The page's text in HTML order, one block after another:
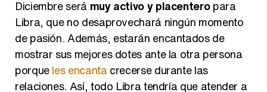
Libra, que no desaprovechará ningún momento
de pasión. Además, estarán encantados de
mostrar sus mejores dotes ante la otra persona
porqueles encantacrecerse durante las
relaciones. Así, todo Libra tendría que atender a